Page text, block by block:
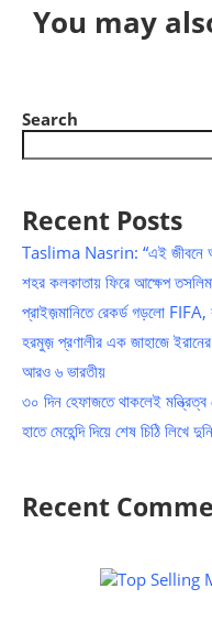
You may
Search
Recent Posts
Taslima Nasrin: “এই জীবনে আর
শহর কলকাতায় ফিরে আক্ষেপ
প্রাইজ়মানিতে রেকর্ড গড়লো FIFA,
হরমুজ় প্রণালীর এক জাহাজে
আরও ৬ ভারতীয়
৩০ দিন হেফাজতে থাকলেই মন্ত্রিত্ব
হাতে মেহেন্দি দিয়ে শেষ চিঠি
Recent